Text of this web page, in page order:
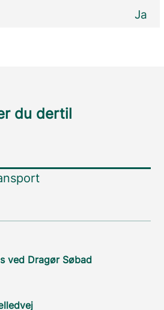
Ja
du dertil
ved Dragør Søbad